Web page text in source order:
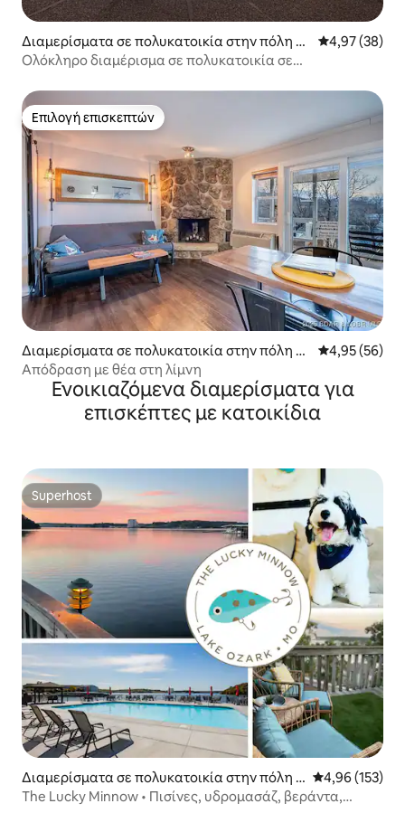
Διαμερίσματα σε πολυκατοικία στην πόλη O
sage Beach
Μέση
4,97 (38)
Ολόκληρο διαμέρισμα σε πολυκατοικία σε
Επιλογή επισκεπτών
Επιλογή επισκεπτών
Διαμερίσματα σε πολυκατοικία στην πόλη La
ke Ozark
Μέση
4,95 (56)
Απόδραση με θέα στη λίμνη
Ενοικιαζόμενα διαμερίσματα για
επισκέπτες με κατοικίδια
Superhost
Superhost
Διαμερίσματα σε πολυκατοικία στην πόλη V
illage of Four Seasons
Μέση
4,96 (153)
The Lucky Minnow • Πισίνες, υδρομασάζ, βεράντα,